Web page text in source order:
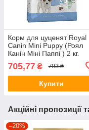
Корм для цуценят Royal
Canin Mini Puppy (Роял
Канін Міні Паппі ) 2 кг.
705,77 ₴ 793 ₴
Купити
Акційні пропозиції
–20%